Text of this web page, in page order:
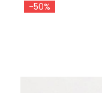
-50%